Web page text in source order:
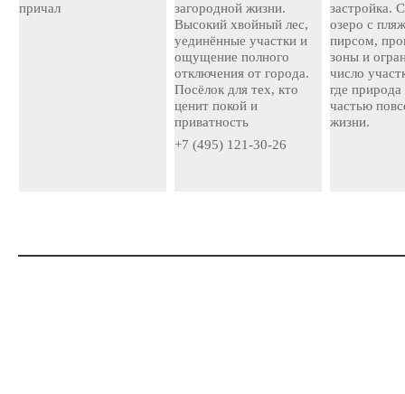
причал
загородной жизни.
Высокий хвойный лес,
уединённые участки и
ощущение полного
отключения от города.
Посёлок для тех, кто
ценит покой и
приватность
+7 (495) 121-30-26
застройка.
озеро с
пирсом,
зоны и
число
где природа
частью
жизни.